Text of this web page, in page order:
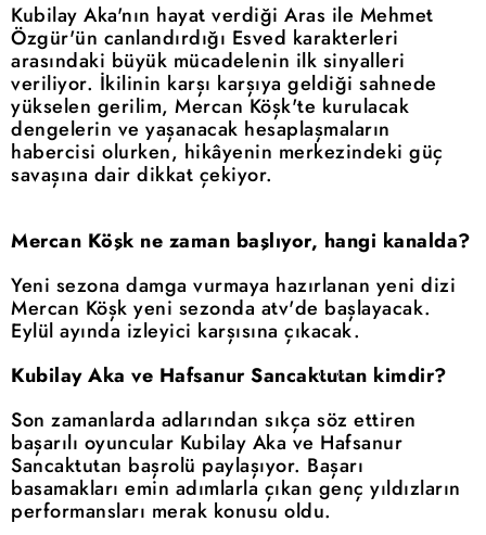
Kubilay Aka'nın hayat verdiği Aras ile Mehmet
Özgür'ün canlandırdığı Esved karakterleri
arasındaki büyük mücadelenin ilk sinyalleri
veriliyor. İkilinin karşı karşıya geldiği sahnede
yükselen gerilim, Mercan Köşk'te kurulacak
dengelerin ve yaşanacak hesaplaşmaların
habercisi olurken, hikâyenin merkezindeki güç
savaşına dair dikkat çekiyor.
Mercan Köşk ne zaman başlıyor, hangi kanalda?
Yeni sezona damga vurmaya hazırlanan yeni dizi
Mercan Köşk yeni sezonda atv'de başlayacak.
Eylül ayında izleyici karşısına çıkacak.
Kubilay Aka ve Hafsanur Sancaktutan kimdir?
Son zamanlarda adlarından sıkça söz ettiren
başarılı oyuncular Kubilay Aka ve Hafsanur
Sancaktutan başrolü paylaşıyor. Başarı
basamakları emin adımlarla çıkan genç yıldızların
performansları merak konusu oldu.